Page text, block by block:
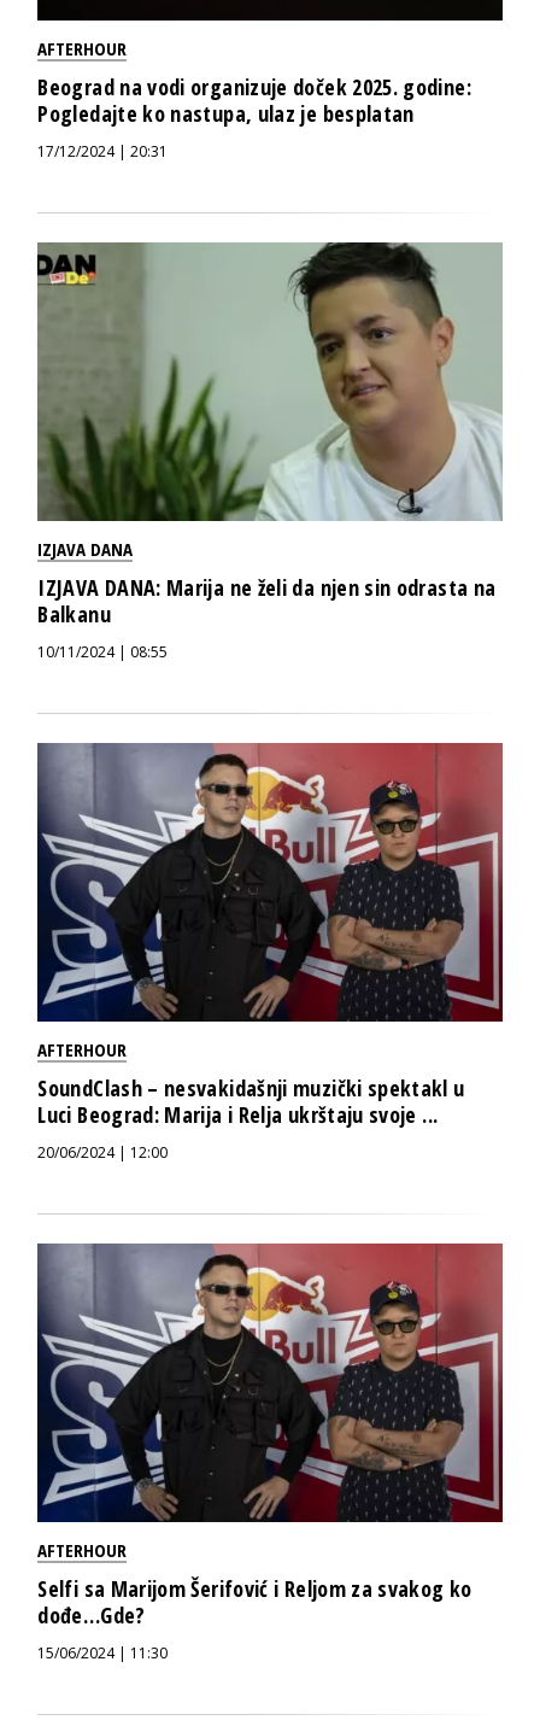
AFTERHOUR
Beograd na vodi organizuje doček 2025. godine:
Pogledajte ko nastupa, ulaz je besplatan
17/12/2024 | 20:31
IZJAVA DANA
IZJAVA DANA: Marija ne želi da njen sin odrasta na
Balkanu
10/11/2024 | 08:55
AFTERHOUR
SoundClash – nesvakidašnji muzički spektakl u
Luci Beograd: Marija i Relja ukrštaju svoje ...
20/06/2024 | 12:00
AFTERHOUR
Selfi sa Marijom Šerifović i Reljom za svakog ko
dođe…Gde?
15/06/2024 | 11:30